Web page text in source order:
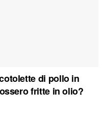
di pollo in
fritte in olio?